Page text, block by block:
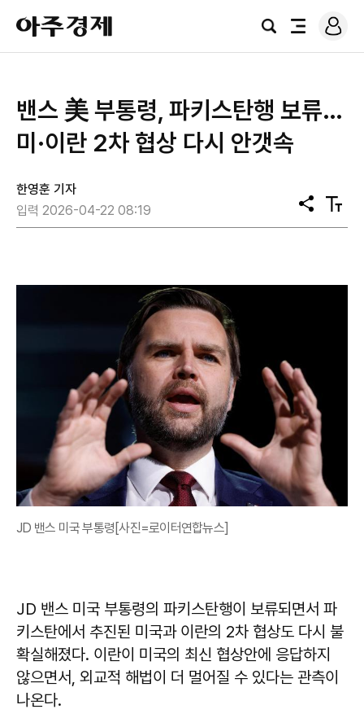
아
주
경
검
전
로
그
밴스 美 부통령, 파키스탄행 보류…
미·이란 2차 협상 다시 안갯속
한영훈 기자
입력 2026-04-22 08:19
공
유
텍
스
JD 밴스 미국 부통령[사진=로이터연합뉴스]
JD 밴스 미국 부통령의 파키스탄행이 보류되면서 파
키스탄에서 추진된 미국과 이란의 2차 협상도 다시 불
확실해졌다. 이란이 미국의 최신 협상안에 응답하지
않으면서, 외교적 해법이 더 멀어질 수 있다는 관측이
나온다.